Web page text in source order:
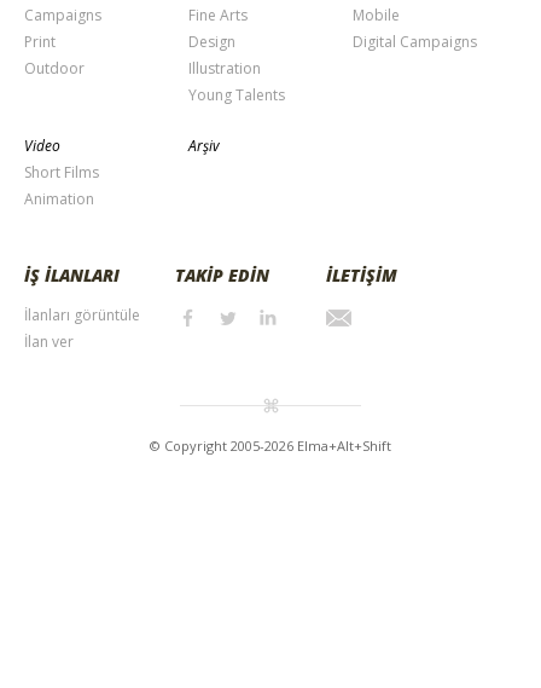
Campaigns
Print
Outdoor
Fine Arts
Design
Illustration
Young Talents
Mobile
Digital Campaigns
Video
Short Films
Animation
Arşiv
İŞ İLANLARI
İlanları görüntüle
İlan ver
TAKİP EDİN İLETİŞİM
© Copyright 2005-2026 Elma+Alt+Shift